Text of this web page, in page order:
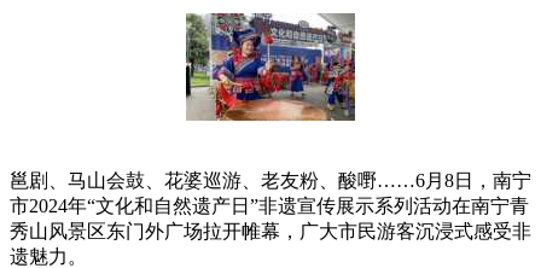
邕剧、马山会鼓、花婆巡游、老友粉、酸嘢……6月8日，南宁
市2024年“文化和自然遗产日”非遗宣传展示系列活动在南宁青
秀山风景区东门外广场拉开帷幕，广大市民游客沉浸式感受非
遗魅力。